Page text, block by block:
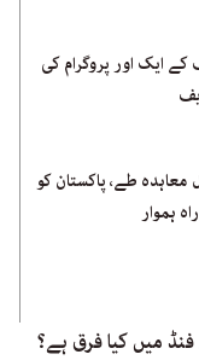
کے ایک اور پروگرام کی
معاہدہ طے، پاکستان کو
فنڈ میں کیا فرق ہے؟